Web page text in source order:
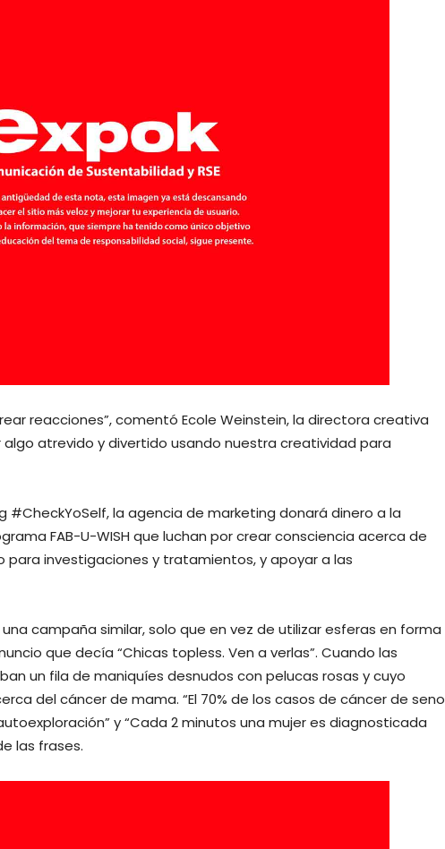
reacciones”, comentó Ecole Weinstein, la directora creativa
algo atrevido y divertido usando nuestra creatividad para
la agencia de marketing donará dinero a la
FAB-U-WISH que luchan por crear consciencia acerca de
investigaciones y tratamientos, y apoyar a las
campaña similar, solo que en vez de utilizar esferas en forma
que decía “Chicas topless. Ven a verlas”. Cuando las
un fila de maniquíes desnudos con pelucas rosas y cuyo
del cáncer de mama. “El 70% de los casos de cáncer de seno
y “Cada 2 minutos una mujer es diagnosticada
las frases.